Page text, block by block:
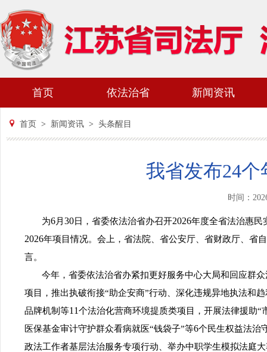
首页 依法治省 新闻资讯
首页 > 新闻资讯 > 头条醒目
我省发布24
时间：
为6月 30日，省委依法治省办召开2026年度全省法治惠民
2026年项目情况。会上，省法院、省公安厅、省财政厅、省
言。
今年，省委依法治省办紧扣更好服务中心大局和回应群
项目，推出执破衔接“助企安商”行动、深化违规异地执法和
品牌机制等11个法治化营商环境提质类项目，开展法律援助“
医保基金审计守护群众看病就医“钱袋子”等6个民生权益法治
政法工作者基层法治服务专项行动、举办中职学生模拟法庭